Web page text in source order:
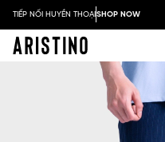
TIẾP NỐI HUYỀN THOẠISHOP NOW